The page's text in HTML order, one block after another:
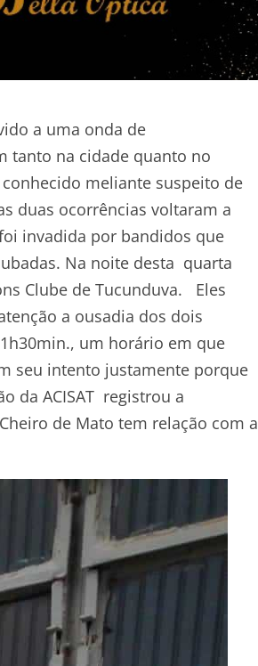
a uma onda de
tanto na cidade quanto no
meliante suspeito de
duas ocorrências voltaram a
invadida por bandidos que
Na noite desta quarta
Clube de Tucunduva. Eles
a ousadia dos dois
um horário em que
seu intento justamente porque
da ACISAT registrou a
de Mato tem relação com a